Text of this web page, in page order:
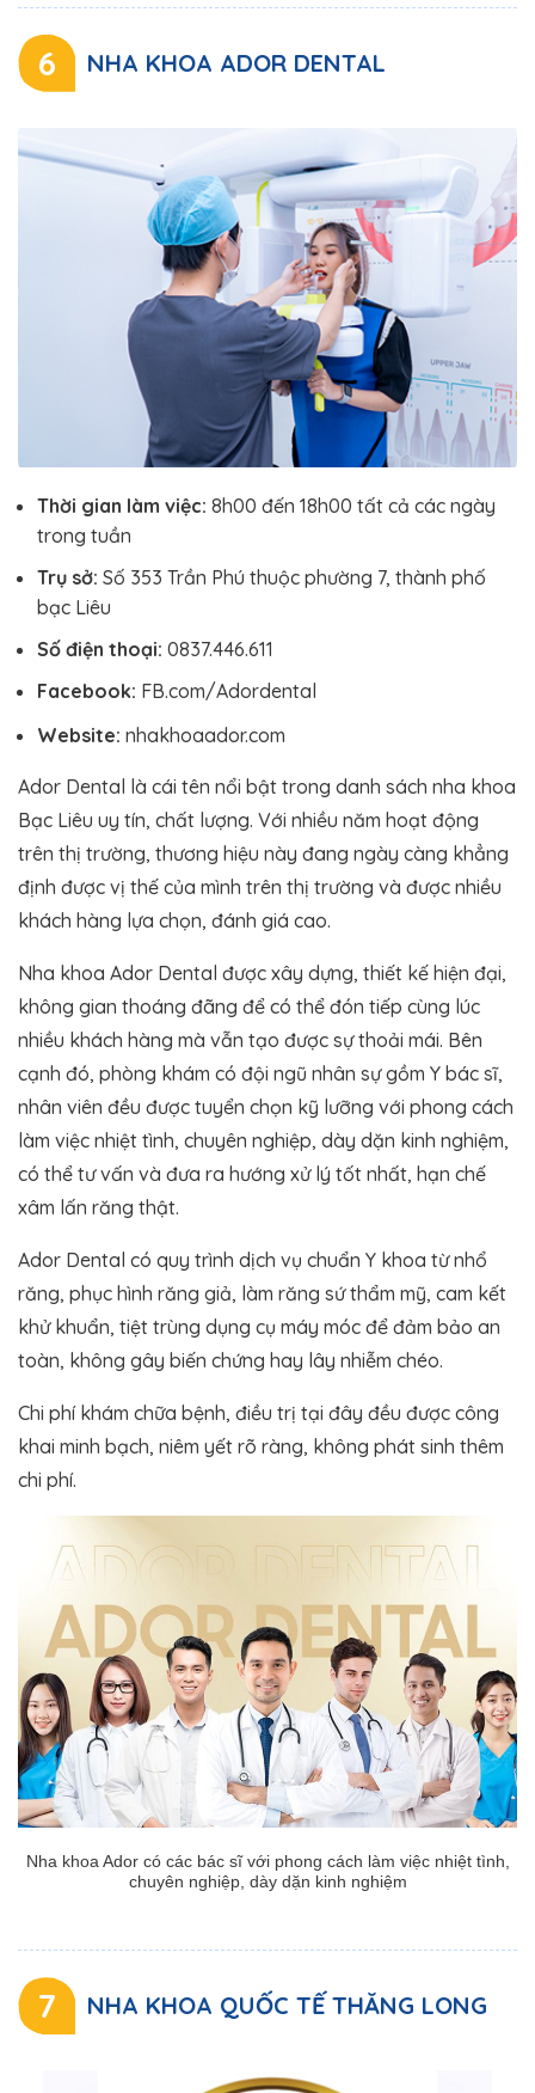
6 NHA KHOA ADOR DENTAL
Thời gian làm việc: 8h00 đến 18h00 tất cả các ngày
trong tuần
Trụ sở: Số 353 Trần Phú thuộc phường 7, thành phố
bạc Liêu
Số điện thoại: 0837.446.611
Facebook: FB.com/Adordental
Website: nhakhoaador.com
Ador Dental là cái tên nổi bật trong danh sách nha khoa
Bạc Liêu uy tín, chất lượng. Với nhiều năm hoạt động
trên thị trường, thương hiệu này đang ngày càng khẳng
định được vị thế của mình trên thị trường và được nhiều
khách hàng lựa chọn, đánh giá cao.
Nha khoa Ador Dental được xây dựng, thiết kế hiện đại,
không gian thoáng đãng để có thể đón tiếp cùng lúc
nhiều khách hàng mà vẫn tạo được sự thoải mái. Bên
cạnh đó, phòng khám có đội ngũ nhân sự gồm Y bác sĩ,
nhân viên đều được tuyển chọn kỹ lưỡng với phong cách
làm việc nhiệt tình, chuyên nghiệp, dày dặn kinh nghiệm,
có thể tư vấn và đưa ra hướng xử lý tốt nhất, hạn chế
xâm lấn răng thật.
Ador Dental có quy trình dịch vụ chuẩn Y khoa từ nhổ
răng, phục hình răng giả, làm răng sứ thẩm mỹ, cam kết
khử khuẩn, tiệt trùng dụng cụ máy móc để đảm bảo an
toàn, không gây biến chứng hay lây nhiễm chéo.
Chi phí khám chữa bệnh, điều trị tại đây đều được công
khai minh bạch, niêm yết rõ ràng, không phát sinh thêm
chi phí.
Nha khoa Ador có các bác sĩ với phong cách làm việc nhiệt tình,
chuyên nghiệp, dày dặn kinh nghiệm
7 NHA KHOA QUỐC TẾ THĂNG LONG